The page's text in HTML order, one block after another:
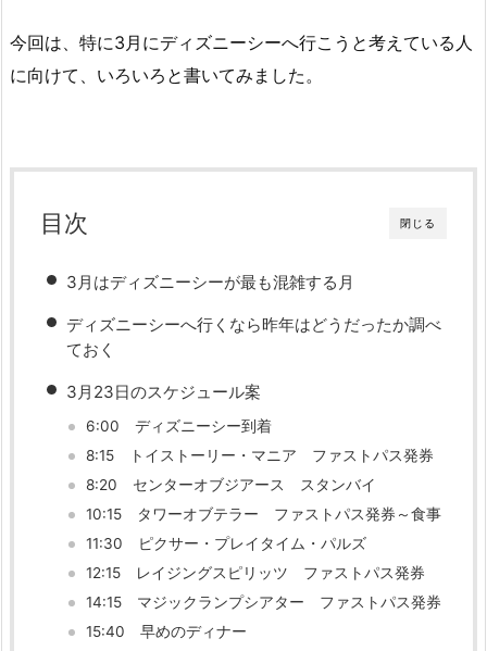
今回は、特に3月にディズニーシーへ行こうと考えている人
に向けて、いろいろと書いてみました。
閉じる
目次
3月はディズニーシーが最も混雑する月
ディズニーシーへ行くなら昨年はどうだったか調べ
ておく
3月23日のスケジュール案
6:00 ディズニーシー到着
8:15 トイストーリー・マニア ファストパス発券
8:20 センターオブジアース スタンバイ
10:15 タワーオブテラー ファストパス発券～食事
11:30 ピクサー・プレイタイム・パルズ
12:15 レイジングスピリッツ ファストパス発券
14:15 マジックランプシアター ファストパス発券
15:40 早めのディナー